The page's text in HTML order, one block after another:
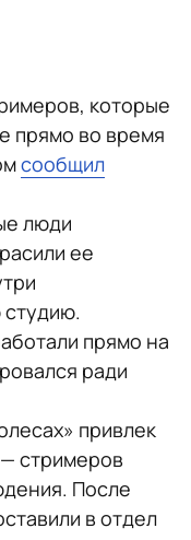
которые
прямо во время
сообщил
люди
ее
прямо на
ради
привлек
стримеров
После
в отдел